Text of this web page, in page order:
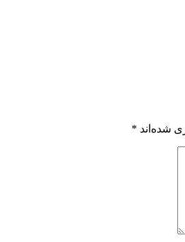
شده‌اند *